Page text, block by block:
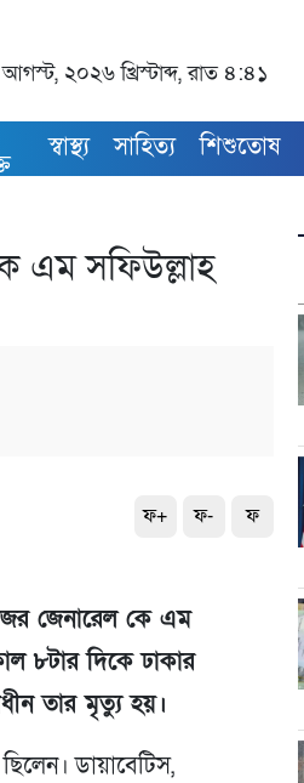
২০২৬ খ্রিস্টাব্দ, রাত ৪:৪১
স্বাস্থ্য সাহিত্য শিশুতোষ
এম সফিউল্লাহ
ফ+ ফ- ফ
জেনারেল কে এম
৮টার দিকে ঢাকার
তার মৃত্যু হয়।
ডায়াবেটিস,